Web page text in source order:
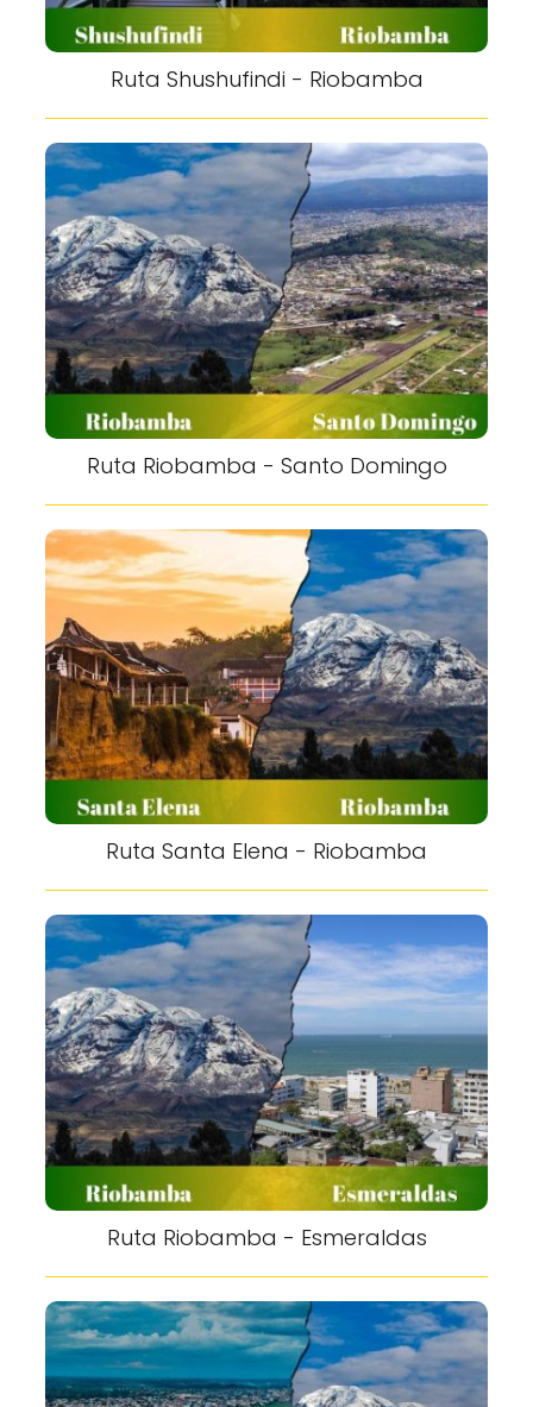
Ruta Shushufindi - Riobamba
Ruta Riobamba - Santo Domingo
Ruta Santa Elena - Riobamba
Ruta Riobamba - Esmeraldas